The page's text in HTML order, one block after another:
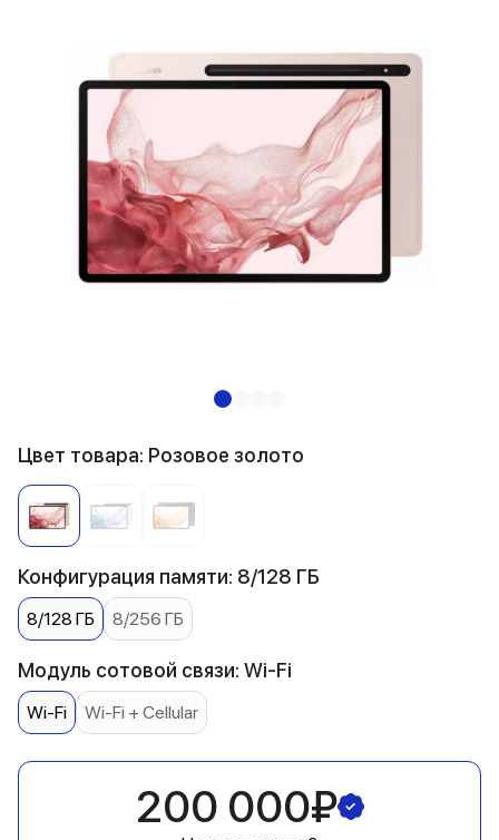
Цвет товара: Розовое золото
Конфигурация памяти: 8/128 ГБ
8/128 ГБ 8/256 ГБ
Модуль сотовой связи: Wi-Fi
Wi-Fi Wi-Fi + Cellular
200 000₽